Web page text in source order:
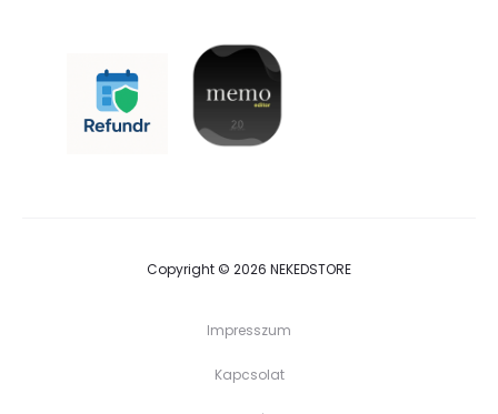
Copyright © 2026 NEKEDSTORE
Impresszum
Kapcsolat